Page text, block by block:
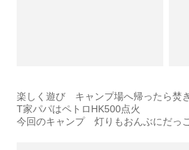
楽しく遊び キャンプ場へ帰ったら焚
T家パパはペトロHK500点火
今回のキャンプ 灯りもおんぶにだっ